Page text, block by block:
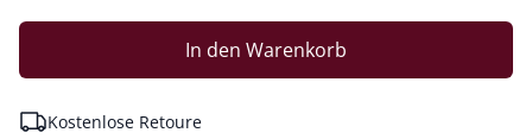
In den Warenkorb
Kostenlose Retoure